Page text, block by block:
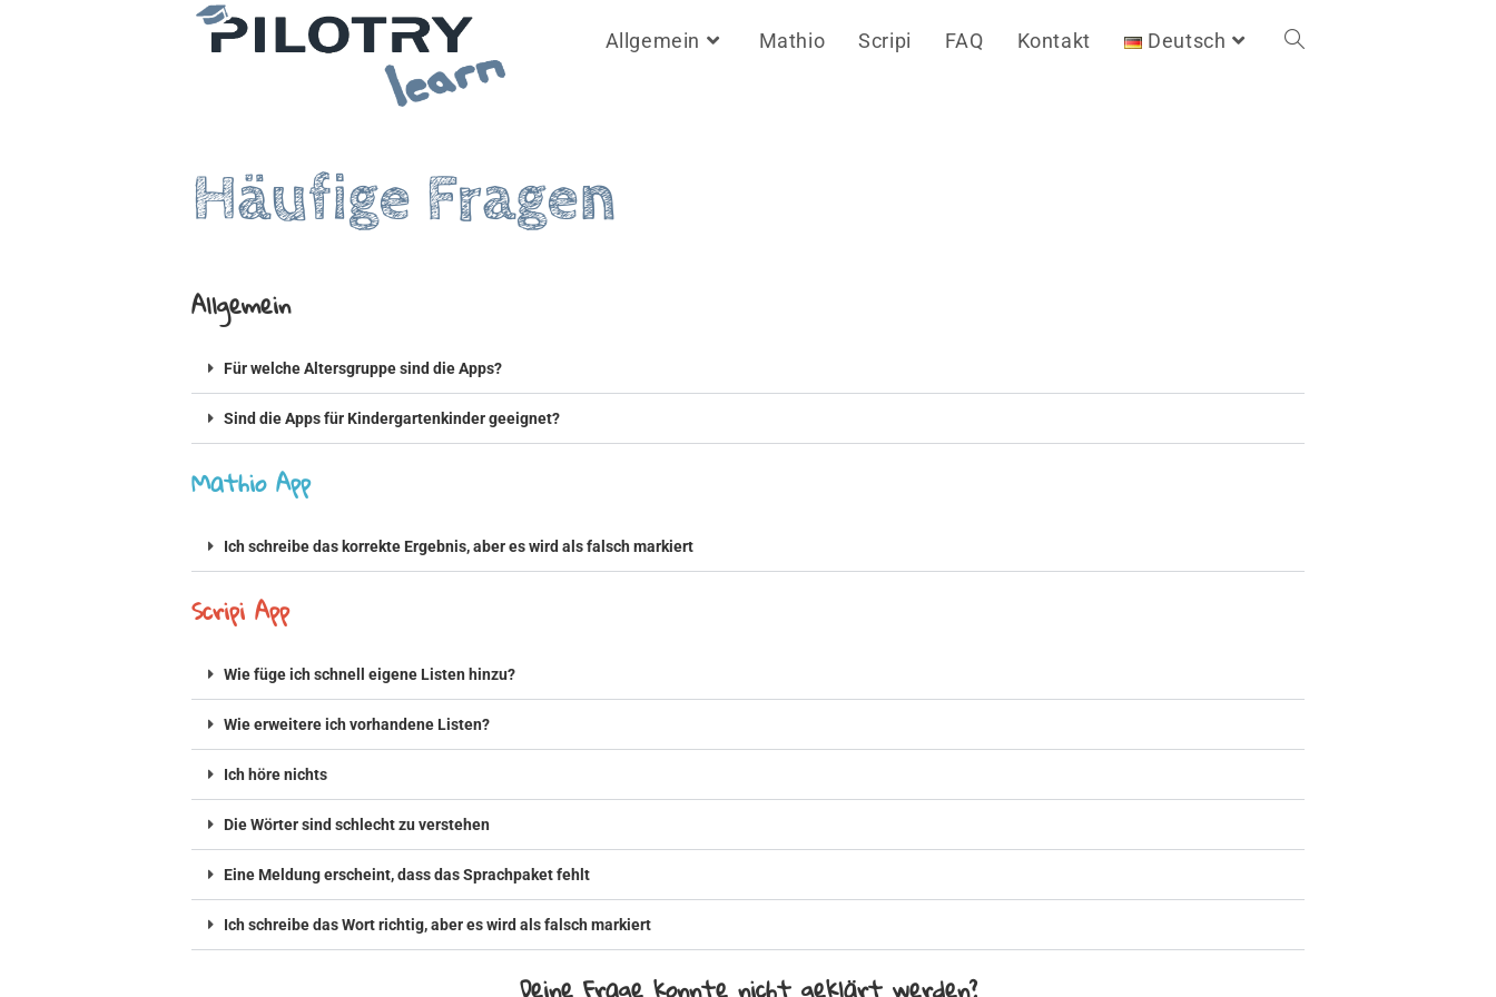
Allgemein Mathio Scripi FAQ Kontakt Deutsch Toggle
Häufige Fragen
Allgemein
Für welche Altersgruppe sind die Apps?
Sind die Apps für Kindergartenkinder geeignet?
Mathio App
Ich schreibe das korrekte Ergebnis, aber es wird als falsch markiert
Scripi App
Wie füge ich schnell eigene Listen hinzu?
Wie erweitere ich vorhandene Listen?
Ich höre nichts
Die Wörter sind schlecht zu verstehen
Eine Meldung erscheint, dass das Sprachpaket fehlt
Ich schreibe das Wort richtig, aber es wird als falsch markiert